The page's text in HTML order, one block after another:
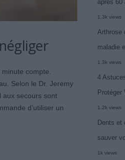
compte.
Selon le Dr. Jeremy
aux secours sont
d’utiliser un
après 60
1.3k views
Arthrose
maladie
1.3k views
4
Protéger
1.2k views
Dents et
sauver
1k views